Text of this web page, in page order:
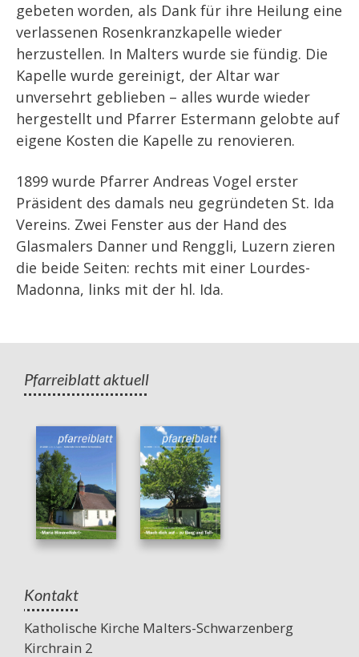
gebeten worden, als Dank für ihre Heilung eine
verlassenen Rosenkranzkapelle wieder
herzustellen. In Malters wurde sie fündig. Die
Kapelle wurde gereinigt, der Altar war
unversehrt geblieben – alles wurde wieder
hergestellt und Pfarrer Estermann gelobte auf
eigene Kosten die Kapelle zu renovieren.
1899 wurde Pfarrer Andreas Vogel erster
Präsident des damals neu gegründeten St. Ida
Vereins. Zwei Fenster aus der Hand des
Glasmalers Danner und Renggli, Luzern zieren
die beide Seiten: rechts mit einer Lourdes-
Madonna, links mit der hl. Ida.
Pfarreiblatt aktuell
Kontakt
Katholische Kirche Malters-Schwarzenberg
Kirchrain 2